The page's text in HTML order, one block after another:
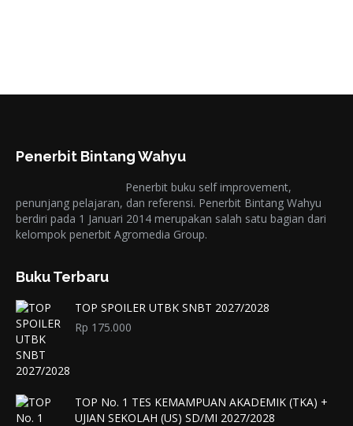
Penerbit Bintang Wahyu
Penerbit buku self improvement,
penunjang pelajaran, dan referensi. Penerbit Bintang Wahyu
berdiri pada 1 Januari 2014 merupakan salah satu bagian dari
kelompok penerbit Agromedia Group.
Buku Terbaru
TOP SPOILER UTBK SNBT 2027/2028
Rp 175.000
TOP No. 1 TES KEMAMPUAN AKADEMIK (TKA) +
UJIAN SEKOLAH (US) SD/MI 2027/2028